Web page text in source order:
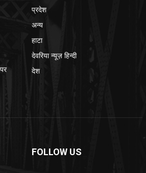
प्रदेश
अन्य
हाटा
देवरिया न्यूज़ हिन्दी
देश
FOLLOW US